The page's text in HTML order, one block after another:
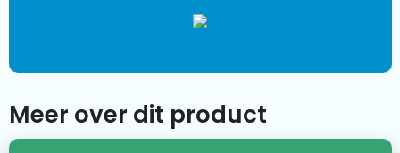
Meer over dit product